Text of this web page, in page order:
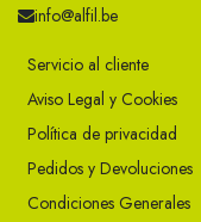
info@alfil.be
Servicio al cliente
Aviso Legal y Cookies
Política de privacidad
Pedidos y Devoluciones
Condiciones Generales